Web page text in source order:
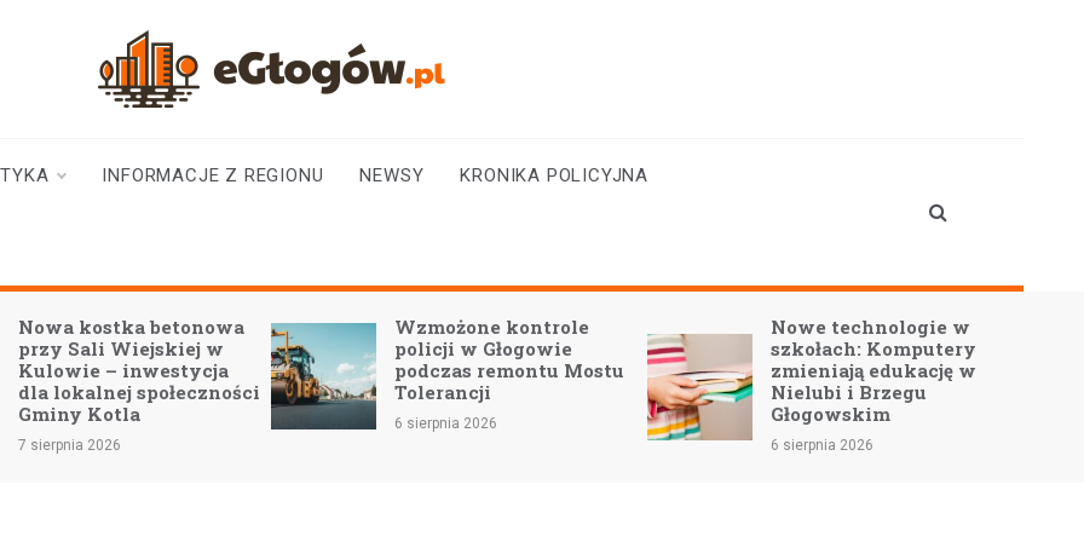
INFORMACJE Z REGIONU NEWSY KRONIKA POLICYJNA
Wzmożone kontrole
policji w Głogowie
podczas remontu Mostu
Tolerancji
6 sierpnia 2026
Nowe technologie w
szkołach: Komputery
zmieniają edukację w
Nielubi i Brzegu
Głogowskim
Nowa era świetlicy w
Słonem – modernizacja
nabiera tempa!
5 sierpnia 2026